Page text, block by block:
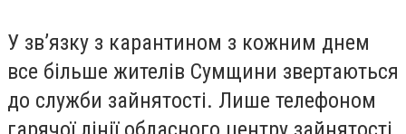
У зв’язку з карантином з кожним днем
все більше жителів Сумщини звертаються
до служби зайнятості. Лише телефоном